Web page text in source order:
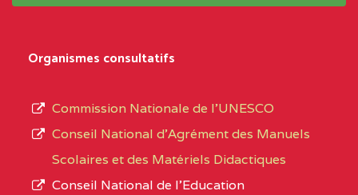
BALI COMMUNITY HIGH SCHOOL BP :(1)
BAPTIST COMPREHENSIVE COLLEGE (
BAMENDA(1)
NORD-
BAPTIST
type
Organismes consultatifs
Commission Nationale de l’UNESCO
Conseil National d’Agrément des Manuels
Scolaires et des Matériels Didactiques
Conseil National de l’Education